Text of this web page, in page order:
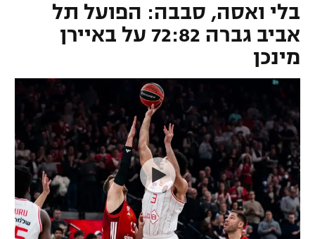
VOD
רץ ברשת
גביע הטוטו
ליגיונרים
גביע המדינה
נבחרת ישראל
מכבי חיפה
בית"ר ירושלים
מכבי תל אביב
ליגת האלופות
ליגה אירופית
ליגה אנגלית
ליגה גרמנית
ליגה ספרדית
ליגה איטלקית
ליגה צרפתית
כדורסל ישראלי
ליגת ווינר סל
ליגה לאומית
כדורסל נשים
מכבי תל אביב
הפועל חולון
הפועל ירושלים
כדורסל עולמי
יורוליג
יורוקאפ
ענפים נוספים
טניס
כדוריד
כדורעף
בלי ואסה, סבבה: הפועל תל
אביב גברה 72:82 על באיירן
מינכן